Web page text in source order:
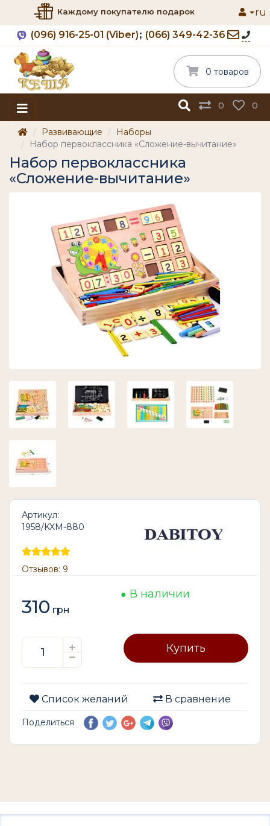
Каждому покупателю подарок
(096) 916-25-01 (Viber) (066) 349-42-36
ru
0 0
0 товаров
Развивающие
Наборы
Набор первоклассника «Сложение-вычитание»
Набор первоклассника
«Сложение-вычитание»
Артикул:
1958/KXM-880
Отзывов: 9
310 грн
В наличии
Купить
Список желаний В сравнение
Поделиться